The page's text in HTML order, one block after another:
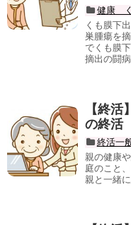
健康
くも膜下
巣腫瘍を
でくも膜
摘出の闘病
【終
の終活
終活一
親の健康
庭のこと
親と一緒